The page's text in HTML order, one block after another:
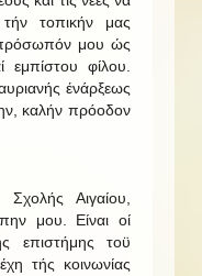
τοπικήν μας
πρόσωπόν μου ώς
εμπίστου φίλου.
ένάρξεως
καλήν πρόοδον
Αιγαίου,
μου. Είναι οί
επιστήμης τοϋ
τής κοινωνίας